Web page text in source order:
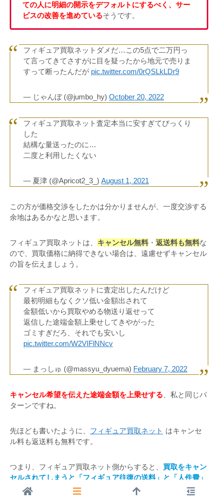
ての人に明細の開示をデフォルトにするべく、サー
ビスの改善を進めているそうです。
フィギュア買取ネットダメだ…この5点で二万円っ
て言ってきてさすがに目を疑ったから地元で売りま
すって断ったんだが pic.twitter.com/0rQSLkLDr9
— じゃんぼ (@jumbo_hy) October 20, 2022
フィギュア買取ネット査定本当に安すぎてびっくり
した
結構な量送ったのに…
二度と利用したくない
— 夏津 (@Apricot2_3_) August 1, 2021
この方が価格交渉をしたかは分かりませんが、一度交渉する
余地はあるかなと思います。
フィギュア買取ネットは、 キャンセル無料 ・ 返送料も無料な
ので、買取価格に納得できない場合は、遠慮せずキャンセル
の旨を伝えましょう。
フィギュア買取ネットに査定出したんだけど
最初明細もなくクソ低い金額出されて
金額低いから買取やめる物送り返せって
返信した途端金額上乗せしてきやがった
ゴミすぎだろ、それでも安いし
pic.twitter.com/W2VIFlNNcv
— まっしゅ (@massyu_dyuema) February 7, 2022
キャンセル希望を伝えた途端金額を上乗せする 、私と同じパ
ターンですね。
先ほども書いたように、 フィギュア買取ネット はキャンセ
ル料も返送料も無料です。
つまり、フィギュア買取ネット側からすると、 買取をキャン
セルされてしまうと「フィギュア往復の送料」と「人件費」
を丸々無駄にする
ことになります。